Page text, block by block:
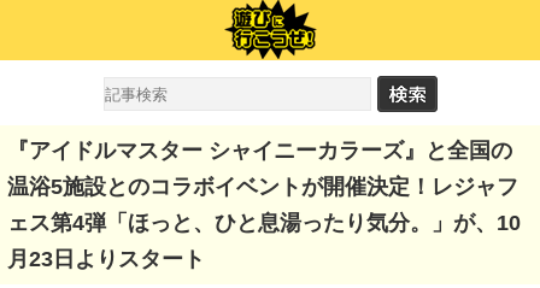
『アイドルマスター シャイニーカラーズ』と全国の
温浴5施設とのコラボイベントが開催決定！レジャフ
ェス第4弾「ほっと、ひと息湯ったり気分。」が、10
月23日よりスタート